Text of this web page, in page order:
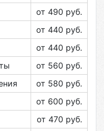
от 490 руб.
от 440 руб.
от 440 руб.
от 560 руб.
от 580 руб.
от 600 руб.
от 470 руб.